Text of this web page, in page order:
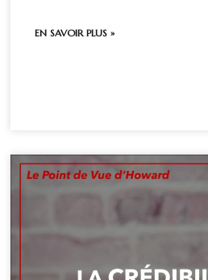
EN SAVOIR PLUS »